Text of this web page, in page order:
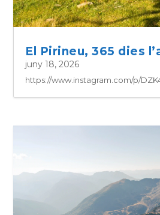
El Pirineu, 365 dies
juny 18, 2026
https://www.instagram.com/p/